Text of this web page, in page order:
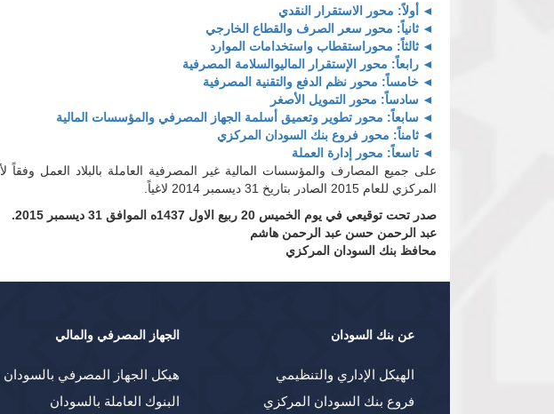
أولاً: محور الاستقرار النقدي
ثانياً: محور سعر الصرف والقطاع الخارجي
ثالثاً: محوراستقطاب واستخدامات الموارد
رابعاً: محور الإستقرار الماليوالسلامة المصرفية
خامساً: محور نظم الدفع والتقنية المصرفية
سادساً: محور التمويل الأصغر
سابعاً: محور تطوير وتعميق أسلمة الجهاز المصرفي والمؤسسات المالية
ثامناً: محور فروع بنك السودان المركزي
تاسعاً: محور إدارة العملة
المركزي للعام 2015 الصادر بتاريخ 31 ديسمبر 2014 لاغياً.
صدر تحت توقيعي في يوم الخميس 20 ربيع الاول 1437ه الموافق 31 ديسمبر 2015.
عبد الرحمن حسن عبد الرحمن هاشم
محافظ بنك السودان المركزي
عن بنك السودان
الهيكل الإداري والتنظيمي
فروع بنك السودان المركزي
الجهاز المصرفي والمالي
هيكل الجهاز المصرفي بالسودان
البنوك العاملة بالسودان